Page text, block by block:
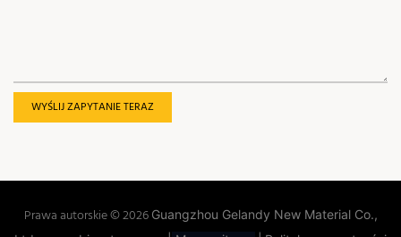
WYŚLIJ ZAPYTANIE TERAZ
Prawa autorskie © 2026 Guangzhou Gelandy New Material Co.,